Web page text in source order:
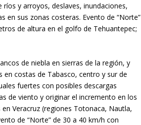
y arroyos, deslaves, inundaciones,
en sus zonas costeras. Evento de “Norte”
de altura en el golfo de Tehuantepec;
de niebla en sierras de la región, y
en costas de Tabasco, centro y sur de
fuertes con posibles descargas
de viento y originar el incremento en los
Veracruz (regiones Totonaca, Nautla,
de “Norte” de 30 a 40 km/h con